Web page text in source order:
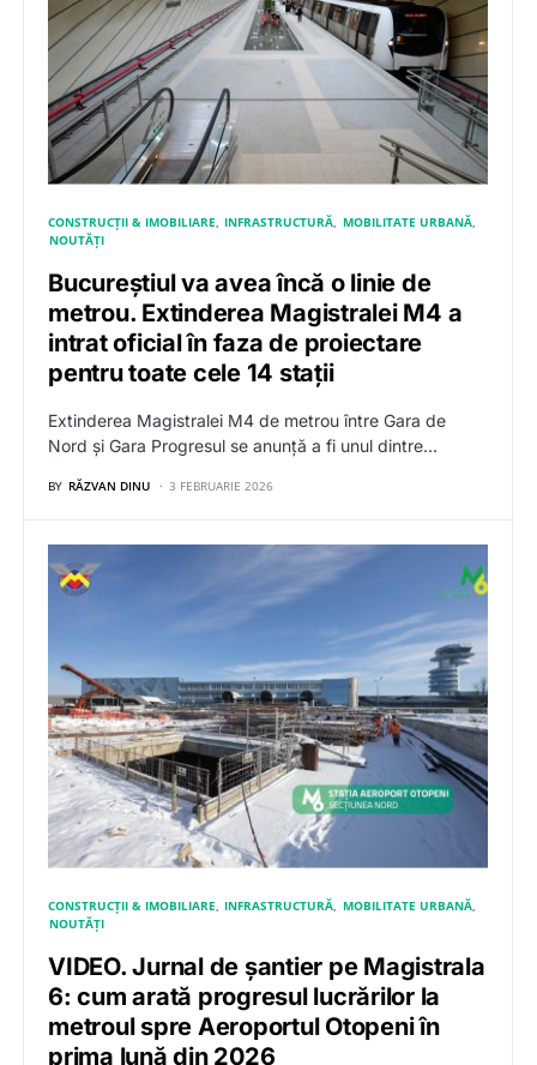
CONSTRUCȚII & IMOBILIARE INFRASTRUCTURĂ MOBILITATE URBANĂ
NOUTĂȚI
Bucureștiul va avea încă o linie de
metrou. Extinderea Magistralei M4 a
intrat oficial în faza de proiectare
pentru toate cele 14 stații
Extinderea Magistralei M4 de metrou între Gara de
Nord și Gara Progresul se anunță a fi unul dintre…
BY RĂZVAN DINU 3 FEBRUARIE 2026
CONSTRUCȚII & IMOBILIARE INFRASTRUCTURĂ MOBILITATE URBANĂ
NOUTĂȚI
VIDEO. Jurnal de șantier pe Magistrala
6: cum arată progresul lucrărilor la
metroul spre Aeroportul Otopeni în
prima lună din 2026